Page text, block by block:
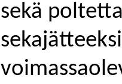
sekä